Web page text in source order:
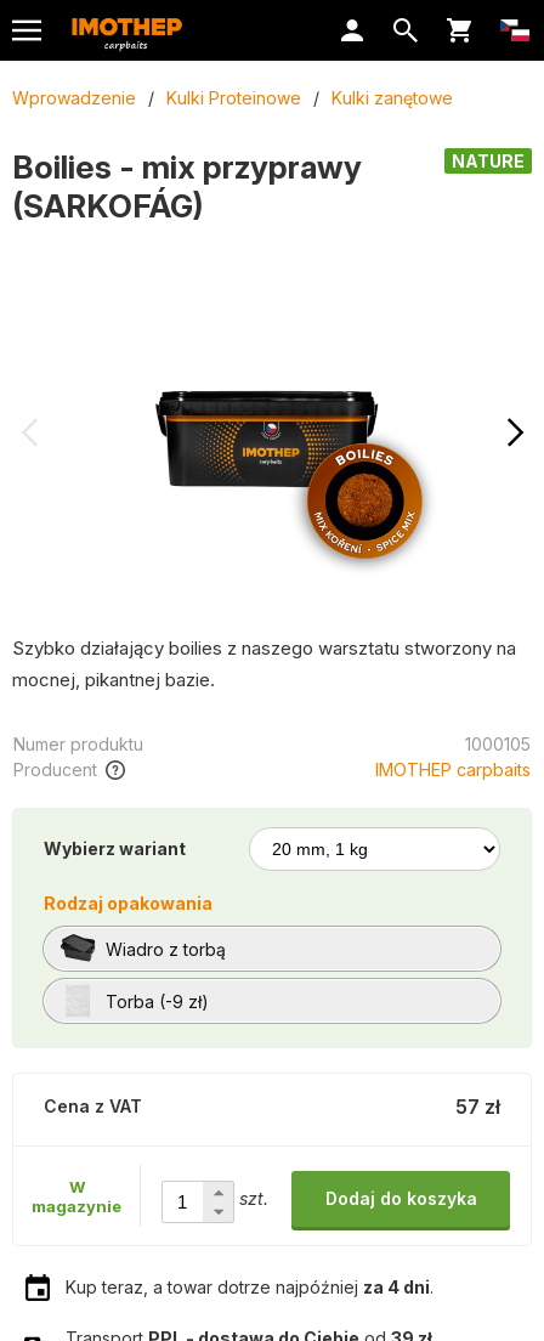
Wprowadzenie / Kulki Proteinowe / Kulki zanętowe
NATURE
Boilies - mix przyprawy
(SARKOFÁG)
Szybko działający boilies z naszego warsztatu stworzony na
mocnej, pikantnej bazie.
Numer produktu
1000105
Producent
IMOTHEP carpbaits
Wybierz wariant
Rodzaj opakowania
Wiadro z torbą
Torba (-9 zł)
57 zł
Cena z VAT
W
magazynie
szt. Dodaj do koszyka
Kup teraz, a towar dotrze najpóźniej za 4 dni.